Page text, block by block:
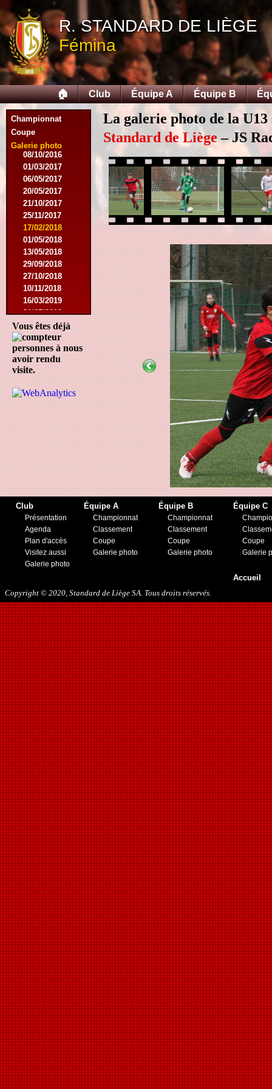
R. STANDARD DE LIÈGE
Fémina
🏠 Club Équipe A Équipe B
Championnat
Coupe
Galerie photo
28/03/2015
25/04/2015
14/05/2015
12/09/2015
26/09/2015
03/10/2015
28/11/2015
09/03/2016
09/04/2016
13/04/2016
16/05/2016
09/08/2016
08/10/2016
01/03/2017
06/05/2017
20/05/2017
21/10/2017
25/11/2017
17/02/2018
01/05/2018
13/05/2018
29/09/2018
27/10/2018
10/11/2018
16/03/2019
31/07/2019
09/11/2019
23/11/2019
Vous êtes déjà
personnes à nous
avoir rendu
visite.
La galerie photo de la U13
Standard de Liège– JS
Club
Présentation
Agenda
Plan d'accès
Visitez aussi
Galerie photo
Équipe A
Championnat
Classement
Coupe
Galerie photo
Équipe B
Championnat
Classement
Coupe
Galerie photo
Équipe C
Coupe
Galerie
Accueil
Copyright © 2020, Standard de Liège SA. Tous droits réservés.